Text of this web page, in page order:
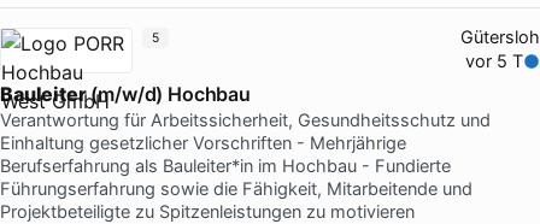
Gütersloh
vor 5 T
Bauleiter(m/w/d) Hochbau
Verantwortung für Arbeitssicherheit, Gesundheitsschutz und
Einhaltung gesetzlicher Vorschriften - Mehrjährige
Berufserfahrung als Bauleiter*in im Hochbau - Fundierte
Führungserfahrung sowie die Fähigkeit, Mitarbeitende und
Projektbeteiligte zu Spitzenleistungen zu motivieren
5